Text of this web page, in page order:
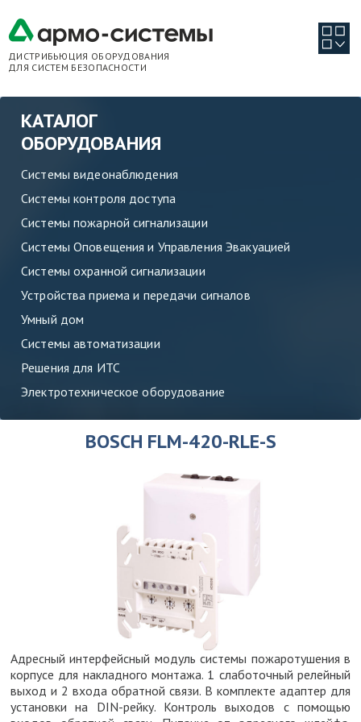
ДИСТРИБЬЮЦИЯ ОБОРУДОВАНИЯ
ДЛЯ СИСТЕМ БЕЗОПАСНОСТИ
КАТАЛОГ
ОБОРУДОВАНИЯ
Системы видеонаблюдения
Системы контроля доступа
Системы пожарной сигнализации
Системы Оповещения и Управления Эвакуацией
Системы охранной сигнализации
Устройства приема и передачи сигналов
Умный дом
Системы автоматизации
Решения для ИТС
Электротехническое оборудование
BOSCH FLM-420-RLE-S
Адресный интерфейсный модуль системы пожаротушения в
корпусе для накладного монтажа. 1 слаботочный релейный
выход и 2 входа обратной связи. В комплекте адаптер для
установки на DIN-рейку. Контроль выходов с помощью